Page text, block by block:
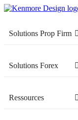
Solutions Prop Firm
Solutions Forex
Ressources